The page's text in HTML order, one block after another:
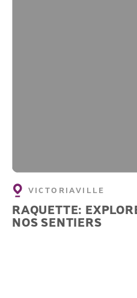
VICTORIAVILLE
RAQUETTE:
NOS SENTIERS